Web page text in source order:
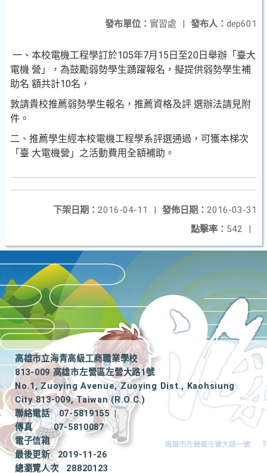
發布人： dep601
發布單位： 實習處 |
一、本校電機工程學訂於105年7月15日至20日舉辦「臺大
電機 營」，為鼓勵弱勢學生踴躍報名，擬提供弱勢學生補
助名 額共計10名，
敦請貴校推薦弱勢學生報名，推薦資格及評 選辦法請見附
件。
二、推薦學生經本校電機工程學系評選通過，可獲本梯次
「臺 大電機營」之活動費用全額補助。
發佈日期： 2016-03-31
下架日期： 2016-04-11
|
點擊率： 542 |
高雄市立海青高級工商職業學校
813-009 高雄市左營區左營大路1號
No.1, Zuoying Avenue, Zuoying Dist., Kaohsiung
City 813-009, Taiwan (R.O.C.)
聯絡電話
07-5819155
|
傳真
07-5810087
電子信箱
最後更新
2019-11-26
總瀏覽人次
28820123